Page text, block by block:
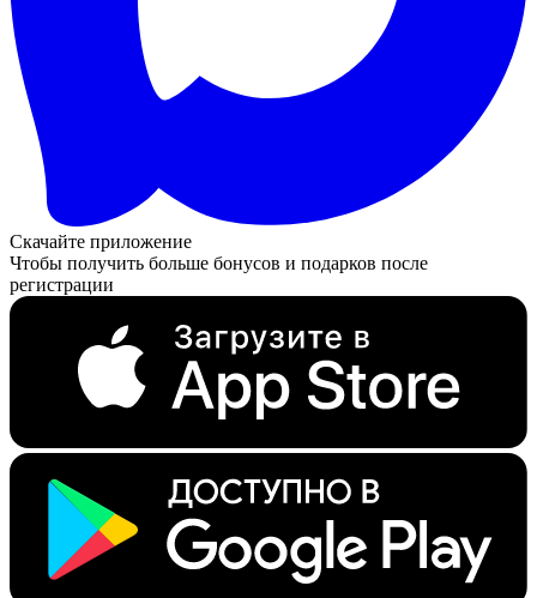
Скачайте приложение
Чтобы получить больше бонусов и подарков после
регистрации